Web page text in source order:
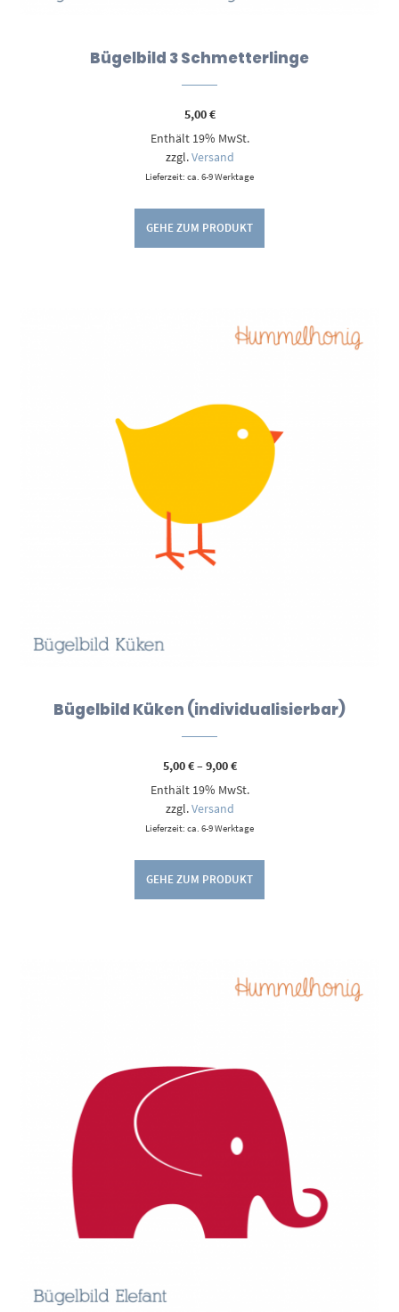
Bügelbild 3 Schmetterlinge
5,00€
Enthält 19% MwSt.
zzgl.Versand
Lieferzeit: ca. 6-9 Werktage
GEHE ZUM PRODUKT
Bügelbild Küken (individualisierbar)
5,00€–9,00€Preisspanne:
bis
Enthält 19% MwSt.
zzgl.Versand
Lieferzeit: ca. 6-9 Werktage
GEHE ZUM PRODUKT